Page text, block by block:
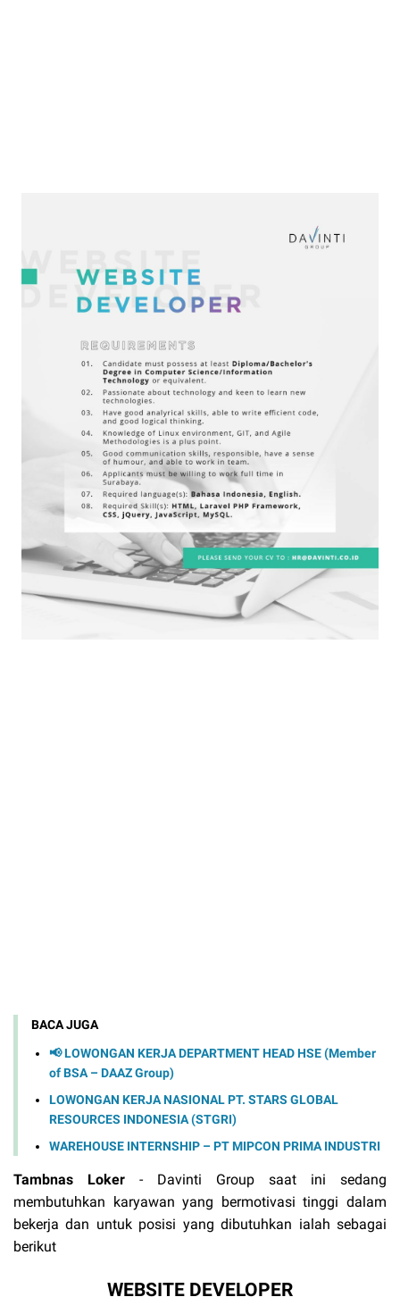
BACA JUGA
📢 LOWONGAN KERJA DEPARTMENT HEAD HSE (Member
of BSA – DAAZ Group)
LOWONGAN KERJA NASIONAL PT. STARS GLOBAL
RESOURCES INDONESIA (STGRI)
WAREHOUSE INTERNSHIP – PT MIPCON PRIMA INDUSTRI
Tambnas Loker - Davinti Group saat ini sedang
membutuhkan karyawan yang bermotivasi tinggi dalam
bekerja dan untuk posisi yang dibutuhkan ialah sebagai
berikut
WEBSITE DEVELOPER